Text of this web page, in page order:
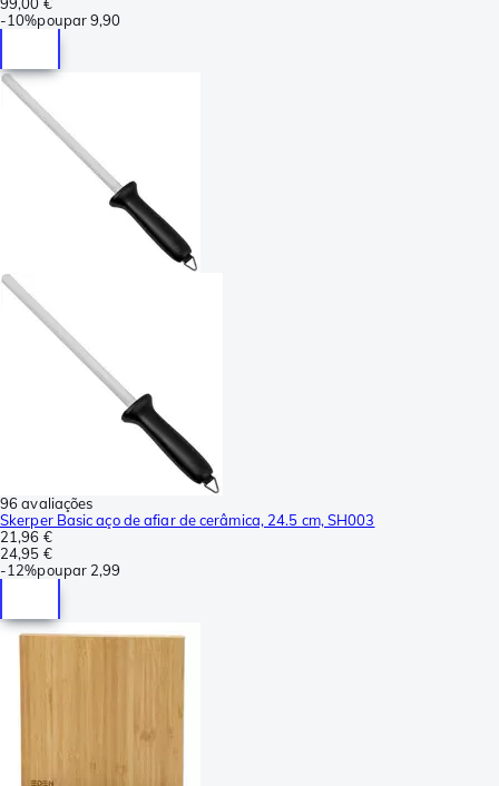
-10%poupar9,90
96 avaliações
Skerper Basic aço de afiar de cerâmica, 24.5 cm, SH003
21,96 €
24,95 €
-12%poupar 2,99